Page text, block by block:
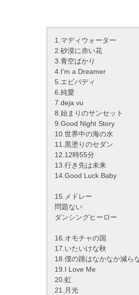
1.マディウォーター
2.砂漠に赤い花
3.青空ばかり
4.I’m a Dreamer
5.エビバディ
6.純愛
7.deja vu
8.始まりのサンセット
9.Good Night Story
10.世界中の海の水
11.黒塗りのセダン
12.12時55分
13.行き先は未来
14.Good Luck Baby
15.メドレー
問題ない
ダンシングヒーロー
16.オモチャの国
17.いたいけな秋
18.僕の踵はなかなか減ら
19.I Love Me
20.虹
21.月光